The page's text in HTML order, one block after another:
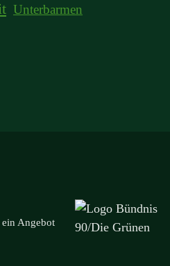
Unterbarmen
ein Angebot